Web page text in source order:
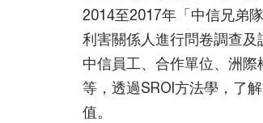
2014至2017年「中信兄弟
利害關係人進行問卷調查及
中信員工、合作單位、洲
等，透過SROI方法學，了
值。